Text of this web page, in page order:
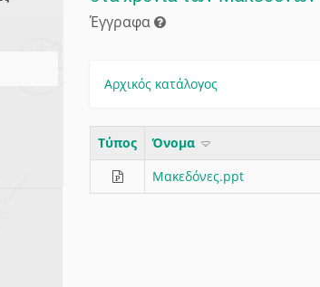
Έγγραφα
Αρχικός κατάλογος
Τύπος Όνομα
Μακεδόνες.ppt